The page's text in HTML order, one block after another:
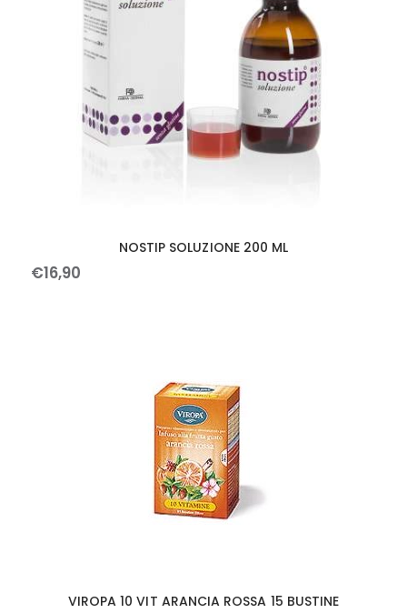
NOSTIP SOLUZIONE 200 ML
€16,90
VIROPA 10 VIT ARANCIA ROSSA 15 BUSTINE